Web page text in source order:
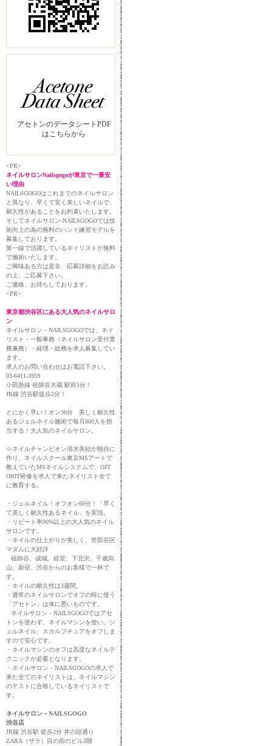
アセトンのデータシートPDF
はこちらから
<PR>
ネイルサロンNailsgogoが東京で一番安
い理由
NAILSGOGOはこれまでのネイルサロン
と異なり、早くて安く美しいネイルで、
耐久性があることをお約束いたします。
そしてネイルサロン-NAILSGOGOでは技
術向上の為の無料のハンド練習モデルを
募集しております。
第一線で活躍しているネイリストが無料
で施術いたします。
ご興味ある方は是非、応募詳細をお読み
の上、ご応募下さい。
ご連絡、お待ちしております。
<PR>
東京都渋谷区にある大人気のネイルサロ
ン
ネイルサロン－NAILSGOGOでは、ネイ
リスト・一般事務（ネイルサロン受付業
務兼務）・経理・総務を求人募集してい
ます。
求人のお問い合わせはお電話下さい。
03-6411-3959
小田急線 祖師谷大蔵 駅前1分！
JR線 渋谷駅徒歩2分！
とにかく早い！オン30分 美しく耐久性
あるジェルネイル施術で毎月800人を担
当する！大人気のネイルサロン。
☆ネイルチャンピオン清水美結が独自に
作り、ネイルスクール東京MSアートで
教えていたMSネイルシステムで、OJT
OffJT研修を求人で来たネイリスト全て
に教育する。
・ジェルネイル！オフオン60分！「早く
て美しく耐久性あるネイル」を実現。
・リピート率90%以上の大人気のネイル
サロンです。
・ネイルの仕上がりが美しく、世田谷区
マダムに大好評
祖師谷、成城、経堂、下北沢、千歳烏
山、新宿、渋谷からのお客様で一杯で
す。
・ネイルの耐久性は3週間。
・通常のネイルサロンでオフの時に使う
「アセトン」は体に悪いものです。
ネイルサロン－NAILSGOGOではアセ
トンを使わず、ネイルマシンを使い、ジ
ェルネイル、スカルプチュアをオフしま
すので安心です。
・ネイルマシンのオフは高度なネイルテ
クニックが必要となります。
・ネイルサロン－NAILSGOGOの求人で
来た全てのネイリストは、ネイルマシン
のテストに合格しているネイリストで
す。
ネイルサロン－NAILSGOGO
渋谷店
JR線 渋谷駅 徒歩2分 井の頭通り
ZARA（ザラ）目の前のビル3階